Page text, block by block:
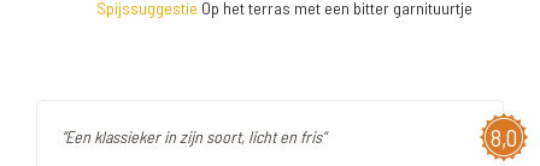
Spijssuggestie Op het terras met een bitter garnituurtje
8,0
"Een klassieker in zijn soort, licht en fris"